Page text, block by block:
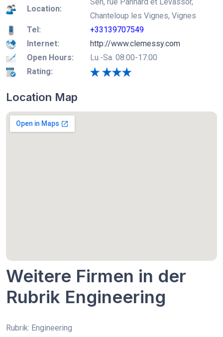
Location:
Chanteloup les Vignes, Vignes
Tel:
+33139707549
Internet:
http://www.clemessy.com
Open Hours:
Lu.-Sa. 08:00-17:00
Rating:
Location Map
Weitere Firmen in der
Rubrik Engineering
Rubrik: Engineering